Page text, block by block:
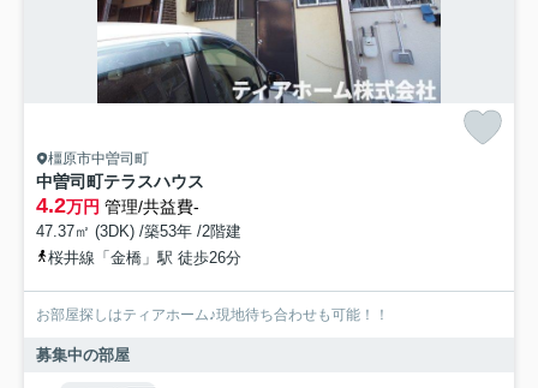
橿原市中曽司町
中曽司町テラスハウス
4.2万円 管理/共益費-
47.37㎡ (3DK) /築53年 /2階建
桜井線「金橋」駅 徒歩26分
お部屋探しはティアホーム♪現地待ち合わせも可能！！
募集中の部屋